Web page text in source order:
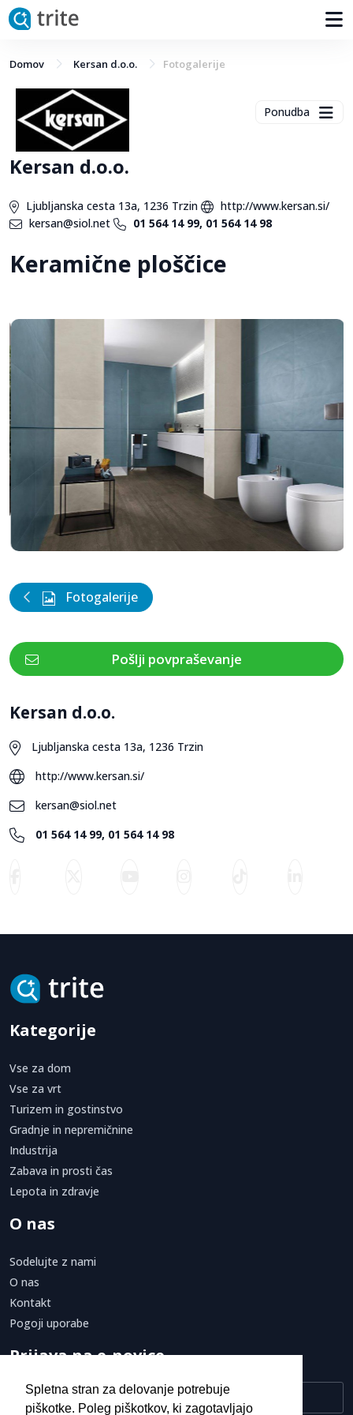
Spletna stran za delovanje potrebuje
piškotke. Poleg piškotkov, ki zagotavljajo
Domov Kersan d.o.o. Fotogalerije
Ponudba
Kersan d.o.o.
Ljubljanska cesta 13a, 1236 Trzin
http://www.kersan.si/
kersan@siol.net
01 564 14 99, 01 564 14 98
Keramične ploščice
Fotogalerije
Pošlji povpraševanje
Kersan d.o.o.
Ljubljanska cesta 13a, 1236 Trzin
http://www.kersan.si/
kersan@siol.net
01 564 14 99, 01 564 14 98
Kategorije
Vse za dom
Vse za vrt
Turizem in gostinstvo
Gradnje in nepremičnine
Industrija
Zabava in prosti čas
Lepota in zdravje
O nas
Sodelujte z nami
O nas
Kontakt
Pogoji uporabe
Prijava na e-novice